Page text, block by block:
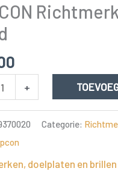
+
Categorie:
doelplaten en brillen